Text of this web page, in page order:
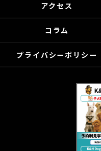
アクセス
コラム
プライバシーポリシー